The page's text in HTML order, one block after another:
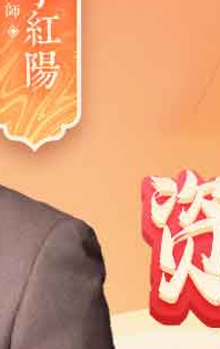
2012
1992 1990
1969 1968 1967
1947 1946 1945
1924 1923 1922
1902 1901 1900